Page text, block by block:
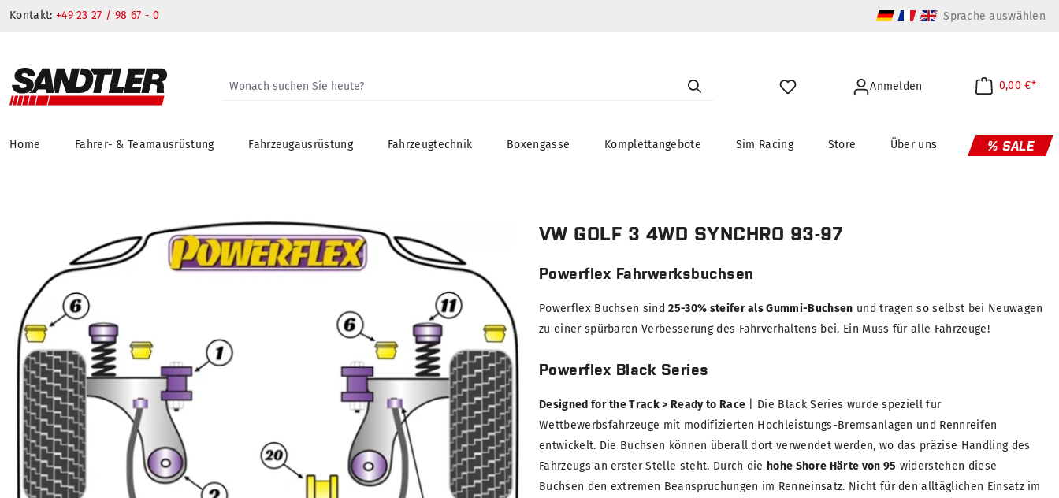
Kontakt: +49 23 27 / 98 67 - 0 Sprache auswählen
Anmelden 0,00 €*
Home Fahrer- & Teamausrüstung Fahrzeugausrüstung Fahrzeugtechnik Boxengasse Komplettangebote Sim Racing Store Über uns % SALE
VW GOLF 3 4WD SYNCHRO 93-97
Powerflex Fahrwerksbuchsen
Powerflex Buchsen sind25-30% steifer als Gummi-Buchsen und tragen so selbst bei Neuwagen
zu einer spürbaren Verbesserung des Fahrverhaltens bei. Ein Muss für alle Fahrzeuge!
Powerflex Black Series
Designed for the Track > Ready to Race | Die Black Series wurde speziell für
Wettbewerbsfahrzeuge mit modifizierten Hochleistungs-Bremsanlagen und Rennreifen
entwickelt. Die Buchsen können überall dort verwendet werden, wo das präzise Handling des
Fahrzeugs an erster Stelle steht. Durch die hohe Shore Härte von 95 widerstehen diese
Buchsen den extremen Beanspruchungen im Renneinsatz. Nicht für den alltäglichen Einsatz im